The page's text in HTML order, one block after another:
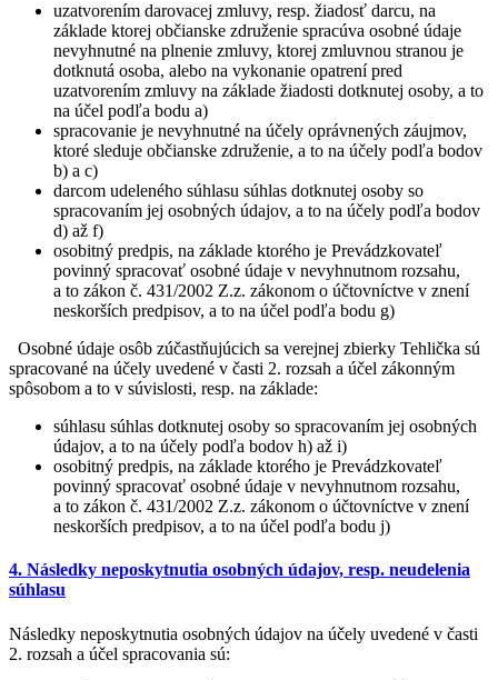
uzatvorením darovacej zmluvy, resp. žiadosť darcu, na
základe ktorej občianske združenie spracúva osobné údaje
nevyhnutné na plnenie zmluvy, ktorej zmluvnou stranou je
dotknutá osoba, alebo na vykonanie opatrení pred
uzatvorením zmluvy na základe žiadosti dotknutej osoby, a to
na účel podľa bodu a)
spracovanie je nevyhnutné na účely oprávnených záujmov,
ktoré sleduje občianske združenie, a to na účely podľa bodov
b) a c)
darcom udeleného súhlasu súhlas dotknutej osoby so
spracovaním jej osobných údajov, a to na účely podľa bodov
d) až f)
osobitný predpis, na základe ktorého je Prevádzkovateľ
povinný spracovať osobné údaje v nevyhnutnom rozsahu,
a to zákon č. 431/2002 Z.z. zákonom o účtovníctve v znení
neskorších predpisov, a to na účel podľa bodu g)
Osobné údaje osôb zúčastňujúcich sa verejnej zbierky Tehlička sú
spracované na účely uvedené v časti 2. rozsah a účel zákonným
spôsobom a to v súvislosti, resp. na základe:
súhlasu súhlas dotknutej osoby so spracovaním jej osobných
údajov, a to na účely podľa bodov h) až i)
osobitný predpis, na základe ktorého je Prevádzkovateľ
povinný spracovať osobné údaje v nevyhnutnom rozsahu,
a to zákon č. 431/2002 Z.z. zákonom o účtovníctve v znení
neskorších predpisov, a to na účel podľa bodu j)
4. Následky neposkytnutia osobných údajov, resp. neudelenia
súhlasu
Následky neposkytnutia osobných údajov na účely uvedené v časti
2. rozsah a účel spracovania sú: